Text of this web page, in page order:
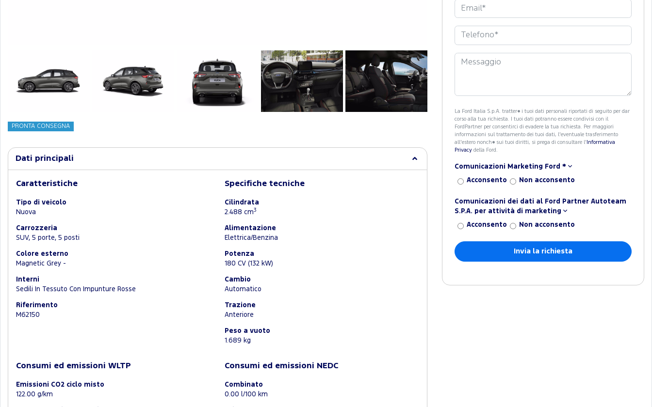
PRONTA CONSEGNA
Dati principali
Caratteristiche
Tipo di veicolo
Nuova
Carrozzeria
SUV, 5 porte, 5 posti
Colore esterno
Magnetic Grey -
Interni
Sedili In Tessuto Con Impunture Rosse
Riferimento
M62150
Specifiche tecniche
Cilindrata
2.488 cm3
Alimentazione
Elettrica/Benzina
Potenza
180 CV (132 kW)
Cambio
Automatico
Trazione
Anteriore
Peso a vuoto
1.689 kg
Consumi ed emissioni WLTP
Emissioni CO2 ciclo misto
122.00 g/km
Consumi ed emissioni NEDC
Combinato
0.00 l/100 km
La Ford Italia S.p.A. tratter� i tuoi dati personali riportati di seguito per dar
corso alla tua richiesta. I tuoi dati potranno essere condivisi con il
FordPartner per consentirci di evadere la tua richiesta. Per maggiori
informazioni sul trattamento dei tuoi dati, l'eventuale trasferimento
all'estero nonch� sui tuoi diritti, si prega di consultare l' Informativa
Privacydella Ford.
Comunicazioni Marketing Ford *
Acconsento Non acconsento
Comunicazioni dei dati al Ford Partner Autoteam
S.P.A. per attività di marketing
Acconsento Non acconsento